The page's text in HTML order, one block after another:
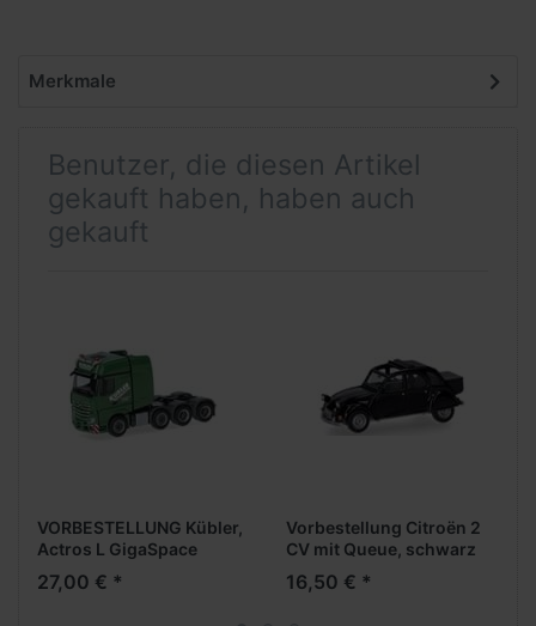
Merkmale
Benutzer, die diesen Artikel
gekauft haben, haben auch
gekauft
VORBESTELLUNG Kübler,
Actros L GigaSpace
Schwerlastzugm. 4achs
(NH05/06.2026)
27,00 € *
Vorbestellung Citroën 2
CV mit Queue, schwarz
(Farbvariante)
(NH05/06.2026)
16,50 € *